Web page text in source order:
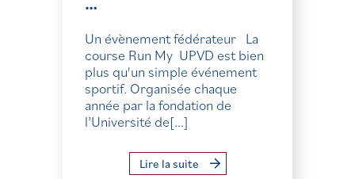
Un évènement fédérateur La
course Run My UPVD est bien
plus qu'un simple événement
sportif. Organisée chaque
année par la fondation de
l’Université de[...]
Lire la suite